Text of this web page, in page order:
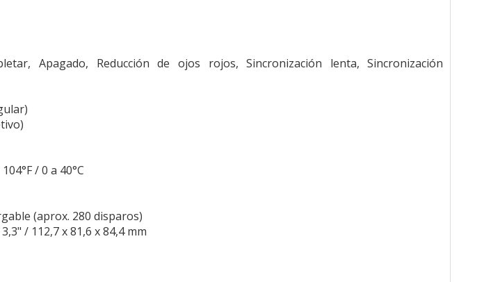
Apagado, Reducción de ojos rojos, Sincronización lenta, Sincronización
/ 0 a 40°C
(aprox. 280 disparos)
/ 112,7 x 81,6 x 84,4 mm